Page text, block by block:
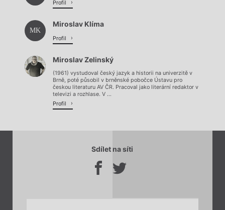
Profil
MK
Miroslav Klíma
Profil
Miroslav Zelinský
(1961) vystudoval český jazyk a historii na univerzitě v
Brně, poté působil v brněnské pobočce Ústavu pro
českou literaturu AV ČR. Pracoval jako literární redaktor v
televizi a rozhlase. V ...
Profil
Sdílet na síti